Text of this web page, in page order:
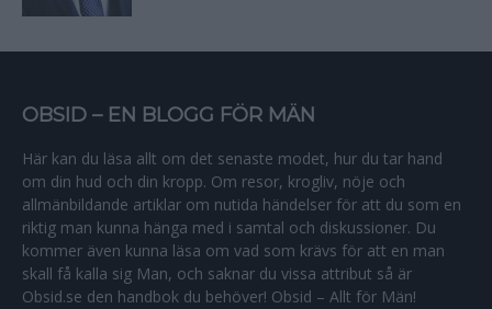
OBSID – EN BLOGG FÖR MÄN
Här kan du läsa allt om det senaste modet, hur du tar hand
om din hud och din kropp. Om resor, krogliv, nöje och
allmänbildande artiklar om nutida händelser för att du som en
riktig man kunna hänga med i samtal och diskussioner. Du
kommer även kunna läsa om vad som krävs för att en man
skall få kalla sig Man, och saknar du vissa attribut så är
Obsid.se den handbok du behöver! Obsid – Allt för Män!